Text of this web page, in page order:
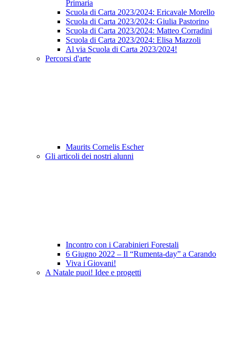
Primaria
Scuola di Carta 2023/2024: Ericavale Morello
Scuola di Carta 2023/2024: Giulia Pastorino
Scuola di Carta 2023/2024: Matteo Corradini
Scuola di Carta 2023/2024: Elisa Mazzoli
Al via Scuola di Carta 2023/2024!
Percorsi d'arte
Maurits Cornelis Escher
Gli articoli dei nostri alunni
Incontro con i Carabinieri Forestali
6 Giugno 2022 – Il “Rumenta-day” a Carando
Viva i Giovani!
A Natale puoi! Idee e progetti